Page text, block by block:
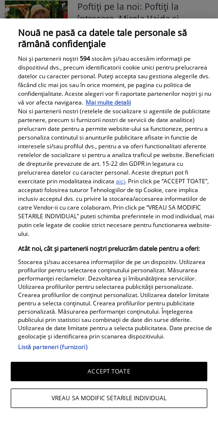
Poftiți pe la noi: Poftiți la
întrecere. Mirela Vaida și
Adriana Trandafir, în centrul
atenției după provocarea lui Nea
Mărin
Nouă ne pasă ca datele tale personale să
rămână confidențiale
Noi și partenerii noștri594stocăm și/sau accesăm informații pe
dispozitivul dvs., precum identificatorii cookie unici pentru prelucrarea
datelor cu caracter personal. Puteți accepta sau gestiona alegerile dvs.
făcând clic mai jos sau în orice moment, pe pagina cu politica de
confidențialitate. Aceste alegeri vor fi raportate partenerilor noștri și nu
vă vor afecta navigarea. Mai multe detalii
Noi si partenerii nostri (retelele de socializare si agentiile de publicitate
partenere, precum si furnizorii nostri de servicii de date analitice)
prelucram date pentru a permite website-ului sa functioneze, pentru a
personaliza continutul si anunturile publicitare afisate in functie de
interesele si/sau profilul dvs., pentru a va oferi functionalitati aferente
retelelor de socializare si pentru a analiza traficul pe website. Beneficiati
de drepturile prevazute de art. 15-22 din GDPR in legatura cu
prelucrarea datelor cu caracter personal. Aceste drepturi pot fi
exercitate prin modalitatea indicataaici. Prin click pe “ACCEPT TOATE”,
acceptati folosirea tuturor Tehnologiilor de tip Cookie, care implica
inclusiv acceptul dvs. cu privire la stocarea/accesarea informatiilor de
catre Vendor-ii cu care colaboram. Prin click pe “VREAU SA MODIFIC
SETARILE INDIVIDUAL” puteti schimba preferintele in mod individual, mai
putin cele legate de cookie strict necesare pentru functionarea website-
ului.
Atât noi, cât și partenerii noștri prelucrăm datele pentru a oferi:
Stocarea și/sau accesarea informațiilor de pe un dispozitiv. Utilizarea
profilurilor pentru selectarea conținutului personalizat. Măsurarea
performanței reclamelor. Dezvoltarea și îmbunătățirea serviciilor.
Utilizarea profilurilor pentru selectarea publicității personalizate.
Crearea profilurilor de conținut personalizat. Utilizarea datelor limitate
pentru a selecta conținutul. Crearea profilurilor pentru publicitate
personalizată. Măsurarea performanței conținutului. Înțelegerea
publicului prin statistici sau combinații de date din surse diferite.
Utilizarea de date limitate pentru a selecta publicitatea. Date precise de
geolocație și identificarea prin scanarea dispozitivului.
Listă parteneri (furnizori)
ACCEPT TOATE
VREAU SA MODIFIC SETARILE INDIVIDUAL